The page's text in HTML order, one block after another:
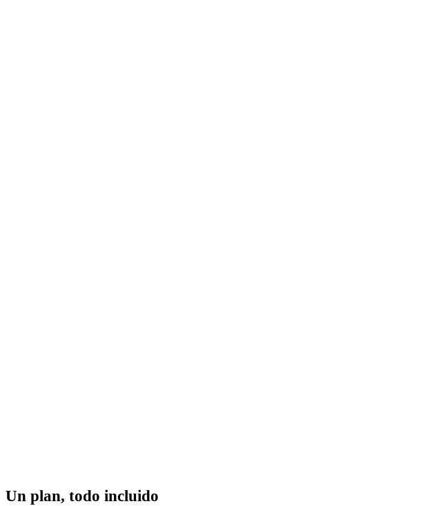
Un plan, todo incluido